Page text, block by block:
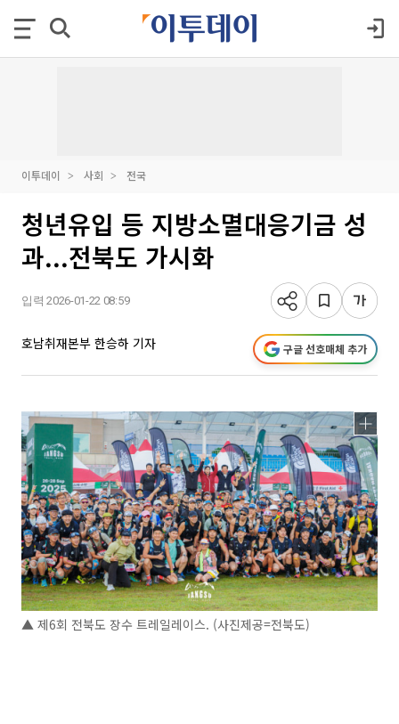
이투데이 사회 전국
청년유입 등 지방소멸대응기금 성
과...전북도 가시화
입력 2026-01-22 08:59
호남취재본부 한승하 기자 구글 선호매체 추가
▲ 제6회 전북도 장수 트레일레이스. (사진제공=전북도)